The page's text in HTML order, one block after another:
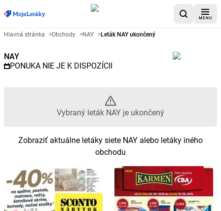
MENU
Reklamný leták NAY - Vybraný
Hlavná stránka >Obchody >NAY >Leták NAY ukončený
NAY
PONUKA NIE JE K DISPOZÍCII
Vybraný leták NAY je ukončený
Zobraziť aktuálne letáky siete NAY alebo letáky iného
obchodu